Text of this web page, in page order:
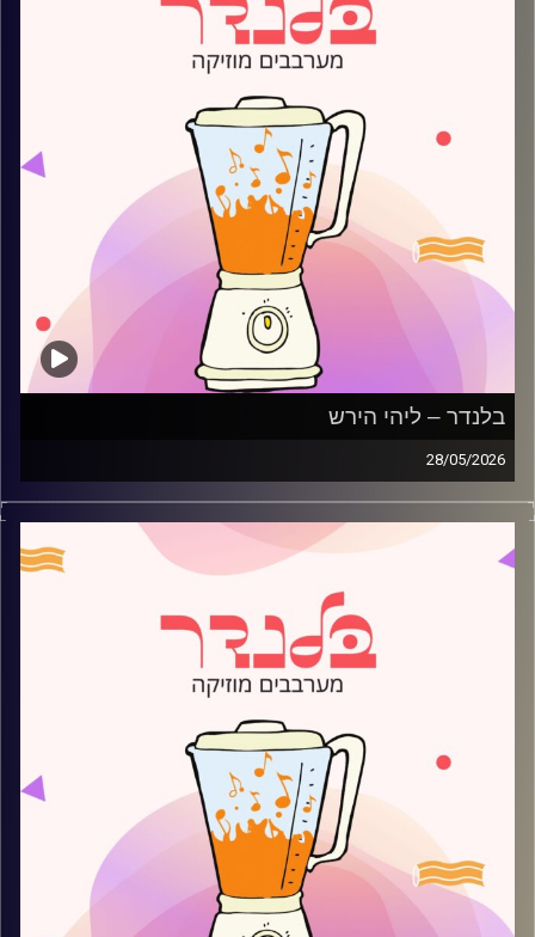
בלנדר – ליהי הירש
28/05/2026
מוזיקה רגועה לפתוח איתה את הבוקר בהגשת ליהי הירש
קרדיט תמונות:
AudioVersity